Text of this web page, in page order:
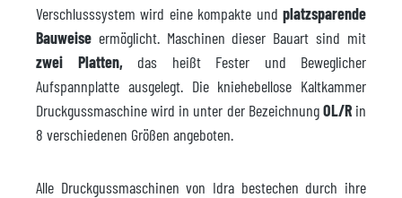
Verschlusssystem wird eine kompakte und platzsparende
Bauweise ermöglicht. Maschinen dieser Bauart sind mit
zwei Platten,das heißt Fester und Beweglicher
Aufspannplatte ausgelegt. Die kniehebellose Kaltkammer
Druckgussmaschine wird in unter der BezeichnungOL/Rin
8 verschiedenen Größen angeboten.
Alle Druckgussmaschinen von Idra bestechen durch ihre